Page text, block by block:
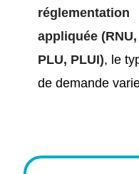
réglementation
appliquée (RNU,
PLU, PLUI), le
de demande